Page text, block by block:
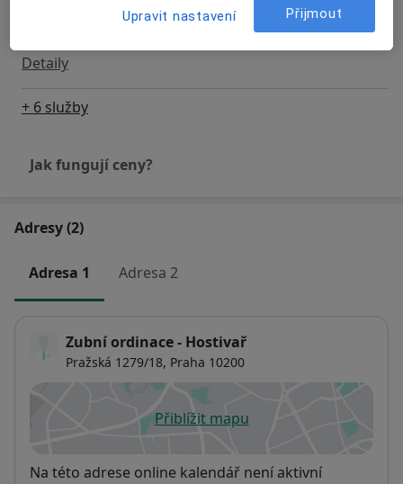
Detaily
+ 6 služby
Jak fungují ceny?
Adresy (2)
Adresa 1 Adresa 2
Zubní ordinace - Hostivař
Pražská 1279/18, Praha 10200
Přiblížit mapuse otevře v nové záložce
Dostupnost
Na této adrese online kalendář není aktivní
Upravit nastavení Přijmout